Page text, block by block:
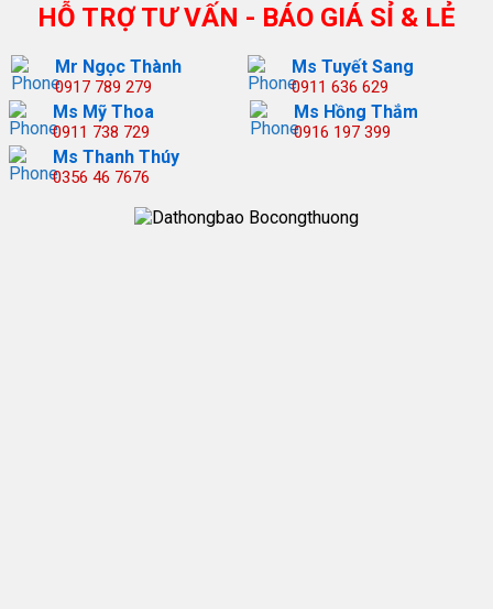
HỖ TRỢ TƯ VẤN - BÁO GIÁ SỈ & LẺ
Mr Ngọc Thành
0917 789 279
Ms Tuyết Sang
0911 636 629
Ms Mỹ Thoa
0911 738 729
Ms Hồng Thắm
0916 197 399
Ms Thanh Thúy
0356 46 7676